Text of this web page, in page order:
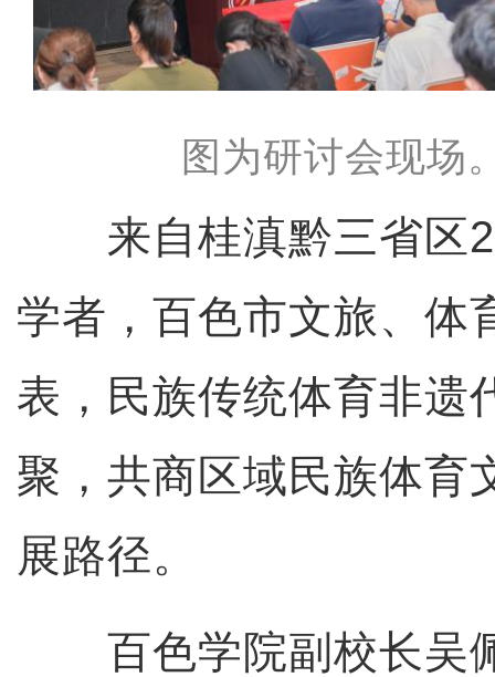
图为研讨会现场
来自桂滇黔三省区
学者，百色市文旅、体
表，民族传统体育非遗
聚，共商区域民族体育
展路径。
百色学院副校长吴